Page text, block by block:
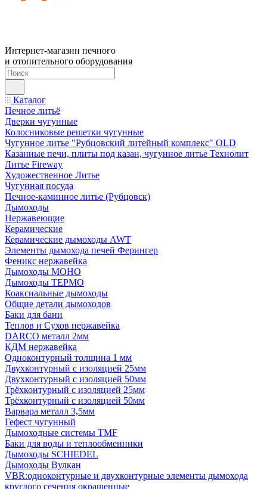
Интернет-магазин печного
и отопительного оборудования
Каталог
Печное литьё
Дверки чугунные
Колосниковые решетки чугунные
Чугунное литье "Рубцовский литейный комплекс" OLD
Казанные печи, плиты под казан, чугунное литье Технолит
Литье Fireway
Художественное Литье
Чугунная посуда
Печное-каминное литье (Рубцовск)
Дымоходы
Нержавеющие
Керамические
Керамические дымоходы AWT
Элементы дымохода печей Ферингер
Феникс нержавейка
Дымоходы МОНО
Дымоходы ТЕРМО
Коаксиальные дымоходы
Общие детали дымоходов
Баки для бани
Теплов и Сухов нержавейка
DARCO металл 2мм
КДМ нержавейка
Одноконтурный толщина 1 мм
Двухконтурный с изоляцией 25мм
Двухконтурный с изоляцией 50мм
Трёхконтурный с изоляцией 25мм
Трёхконтурный с изоляцией 50мм
Варвара металл 3,5мм
Гефест чугунный
Дымоходные системы TMF
Баки для воды и теплообменники
Дымоходы SCHIEDEL
Дымоходы Вулкан
VBR:одноконтурные и двухконтурные элементы дымохода
круглого сечения окрашенные